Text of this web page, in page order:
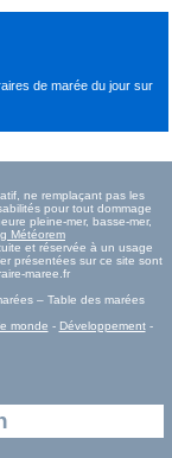
de marée du joursur
ne remplaçant pas les
pour tout dommage
pleine-mer, basse-mer,
Météorem
et réservée à un usage
présentées sur ce site sont
maree.fr
– Table des marées
monde - Développement-